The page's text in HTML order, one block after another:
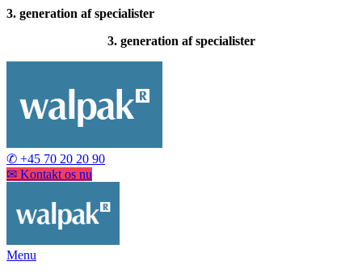
3. generation af specialister
3. generation af specialister
✆ +45 70 20 20 90
✉ Kontakt os nu
Menu